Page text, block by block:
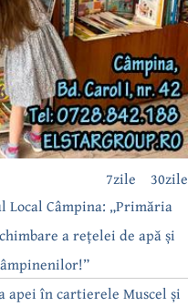
30zile
7zile
Local Câmpina: „Primăria
a rețelei de apă și
apei în cartierele Muscel și